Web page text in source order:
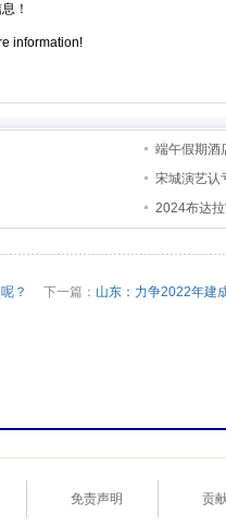
！
information!
端午假期酒
宋城演艺认
2024布达
？ 下一篇： 山东：力争2022年建
免责声明 贡